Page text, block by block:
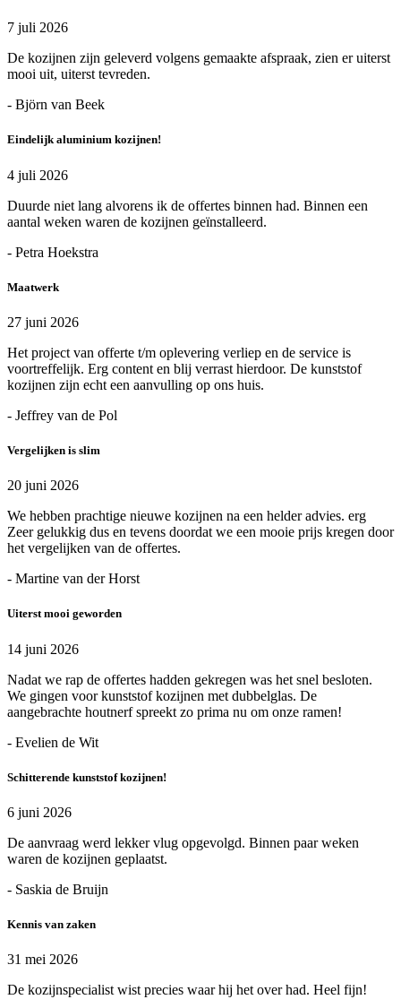
7 juli 2026
De kozijnen zijn geleverd volgens gemaakte afspraak, zien er uiterst
mooi uit, uiterst tevreden.
- Björn van Beek
Eindelijk aluminium kozijnen!
4 juli 2026
Duurde niet lang alvorens ik de offertes binnen had. Binnen een
aantal weken waren de kozijnen geïnstalleerd.
- Petra Hoekstra
Maatwerk
27 juni 2026
Het project van offerte t/m oplevering verliep en de service is
voortreffelijk. Erg content en blij verrast hierdoor. De kunststof
kozijnen zijn echt een aanvulling op ons huis.
- Jeffrey van de Pol
Vergelijken is slim
20 juni 2026
We hebben prachtige nieuwe kozijnen na een helder advies. erg
Zeer gelukkig dus en tevens doordat we een mooie prijs kregen door
het vergelijken van de offertes.
- Martine van der Horst
Uiterst mooi geworden
14 juni 2026
Nadat we rap de offertes hadden gekregen was het snel besloten.
We gingen voor kunststof kozijnen met dubbelglas. De
aangebrachte houtnerf spreekt zo prima nu om onze ramen!
- Evelien de Wit
Schitterende kunststof kozijnen!
6 juni 2026
De aanvraag werd lekker vlug opgevolgd. Binnen paar weken
waren de kozijnen geplaatst.
- Saskia de Bruijn
Kennis van zaken
31 mei 2026
De kozijnspecialist wist precies waar hij het over had. Heel fijn!